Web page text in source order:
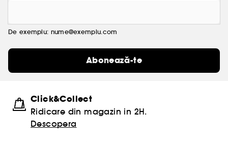
De exemplu: nume@exemplu.com
Abonează-te
Click&Collect
Ridicare din magazin in 2H.
Descopera